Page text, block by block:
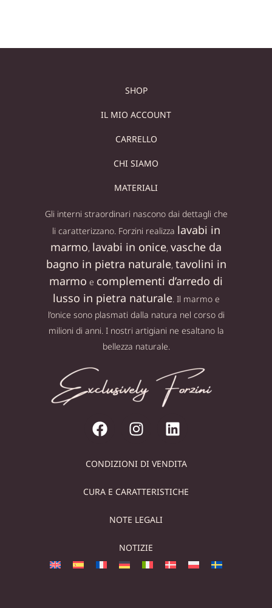
SHOP
IL MIO ACCOUNT
CARRELLO
CHI SIAMO
MATERIALI
Gli interni straordinari nascono dai dettagli che
li caratterizzano. Forzini realizza lavabi in
marmo, lavabi in onice, vasche da
bagno in pietra naturale, tavolini in
marmo e complementi d’arredo di
lusso in pietra naturale. Il marmo e
l’onice sono plasmati dalla natura nel corso di
milioni di anni. I nostri artigiani ne esaltano la
bellezza naturale.
CONDIZIONI DI VENDITA
CURA E CARATTERISTICHE
NOTE LEGALI
NOTIZIE